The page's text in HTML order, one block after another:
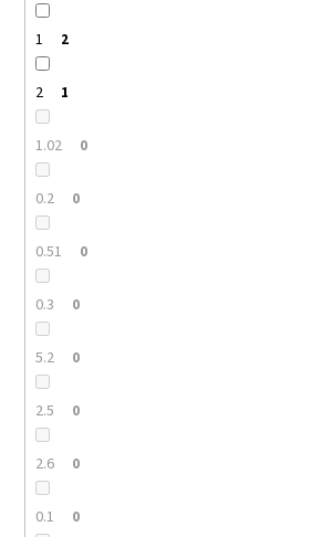
1 2
2 1
1.02 0
0.2 0
0.51 0
0.3 0
5.2 0
2.5 0
2.6 0
0.1 0